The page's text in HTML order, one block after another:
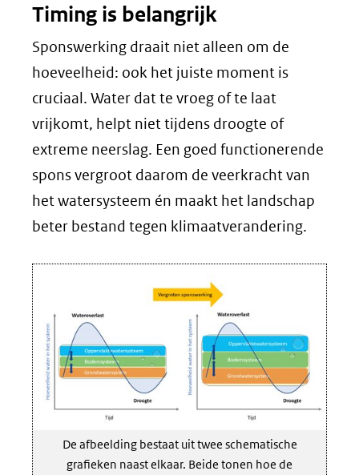
Timing is belangrijk
Sponswerking draait niet alleen om de
hoeveelheid: ook het juiste moment is
cruciaal. Water dat te vroeg of te laat
vrijkomt, helpt niet tijdens droogte of
extreme neerslag. Een goed functionerende
spons vergroot daarom de veerkracht van
het watersysteem én maakt het landschap
beter bestand tegen klimaatverandering.
De afbeelding bestaat uit twee schematische
grafieken naast elkaar. Beide tonen hoe de